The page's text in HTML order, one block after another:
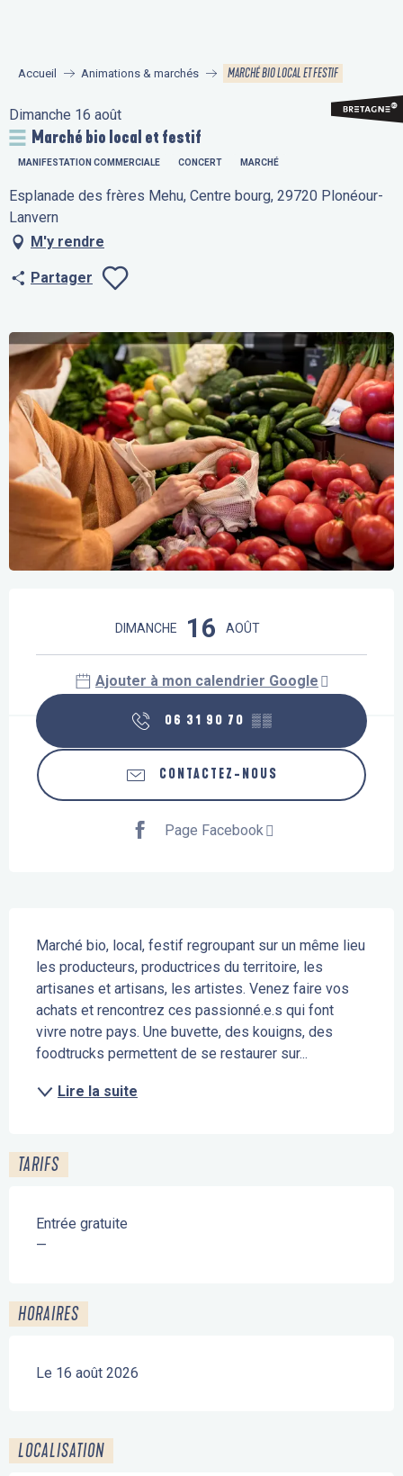
principal
Accueil Animations & marchés MARCHÉ BIO LOCAL ET FESTIF
Dimanche 16 août
Marché bio local et festif
MANIFESTATION COMMERCIALE CONCERT MARCHÉ
Esplanade des frères Mehu, Centre bourg, 29720 Plonéour-
Lanvern
M'y rendre
Partager
DIMANCHE 16 AOÛT
Ajouter à mon calendrier Google
06 31 90 70 ▒▒
CONTACTEZ-NOUS
Page Facebook
Marché bio, local, festif regroupant sur un même lieu
les producteurs, productrices du territoire, les
artisanes et artisans, les artistes. Venez faire vos
achats et rencontrez ces passionné.e.s qui font
vivre notre pays. Une buvette, des kouigns, des
foodtrucks permettent de se restaurer sur...
Lire la suite
TARIFS
Entrée gratuite
—
HORAIRES
Le 16 août 2026
LOCALISATION